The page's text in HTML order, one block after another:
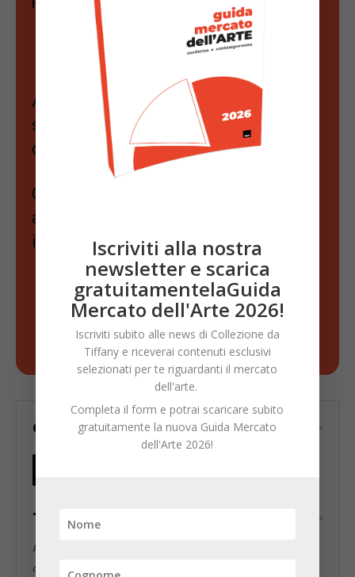
News Mercato Arte
Anticipazioni, trend, opportunità e
segnali nascosti del mercato
dell’arte
Ogni settimana, notizie, aste e
analisi scelte per chi colleziona e
investe con strategia.
Scopri di più!
CONDIVIDI
TAGS
Andro Eradze
collezionare arte contemporanea
Iscriviti alla nostra
newsletter e scarica
gratuitamentelaGuida
Mercato dell'Arte 2026!
Iscriviti subito alle news di Collezione da
Tiffany e riceverai contenuti esclusivi
selezionati per te riguardanti il mercato
dell'arte.
Completa il form e potrai scaricare subito
gratuitamente la nuova Guida Mercato
dell'Arte 2026!